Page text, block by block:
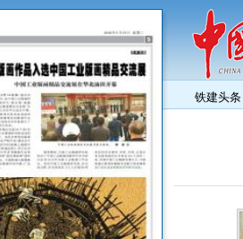
铁建头条